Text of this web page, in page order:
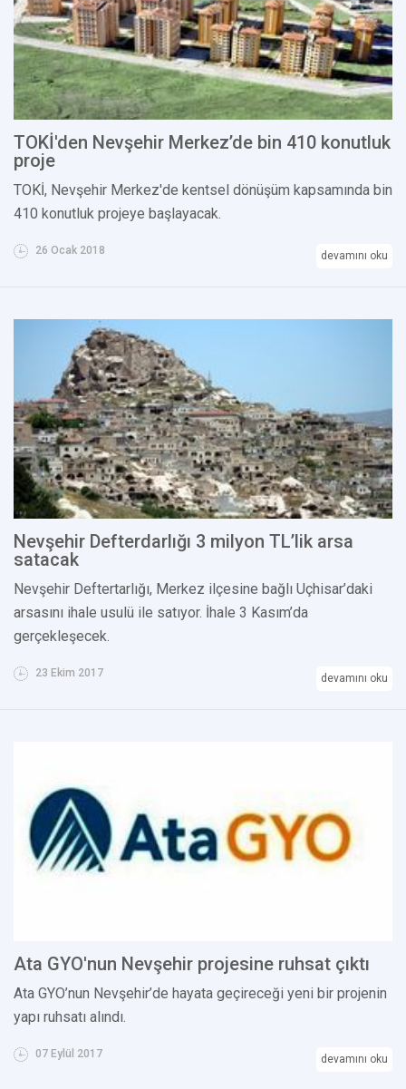
TOKİ'den Nevşehir Merkez’de bin 410 konutluk
proje
TOKİ, Nevşehir Merkez'de kentsel dönüşüm kapsamında bin
410 konutluk projeye başlayacak.
26 Ocak 2018 devamını oku
Nevşehir Defterdarlığı 3 milyon TL’lik arsa
satacak
Nevşehir Deftertarlığı, Merkez ilçesine bağlı Uçhisar’daki
arsasını ihale usulü ile satıyor. İhale 3 Kasım’da
gerçekleşecek.
23 Ekim 2017 devamını oku
Ata GYO'nun Nevşehir projesine ruhsat çıktı
Ata GYO’nun Nevşehir’de hayata geçireceği yeni bir projenin
yapı ruhsatı alındı.
07 Eylül 2017 devamını oku